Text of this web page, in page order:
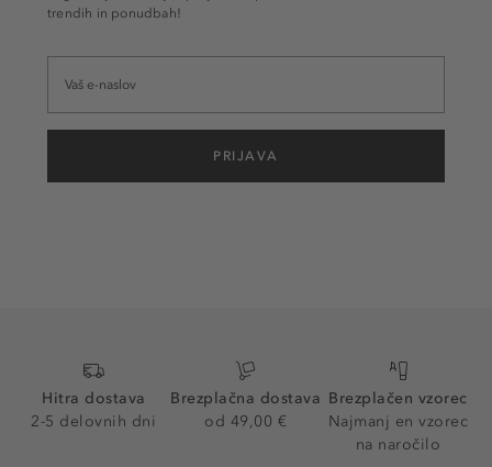
trendih in ponudbah!
PRIJAVA
Hitra dostava
2-5 delovnih dni
Brezplačna dostava
od 49,00 €
Brezplačen vzorec
Najmanj en vzorec
na naročilo